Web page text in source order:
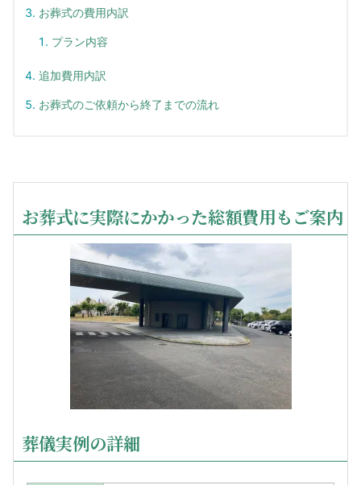
お葬式の費用内訳
プラン内容
追加費用内訳
お葬式のご依頼から終了までの流れ
お葬式に実際にかかった総額費用もご案内
葬儀実例の詳細